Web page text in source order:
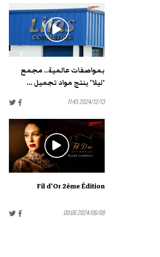
بمواصفات عالمية.. مجمع
'ليلا' ينتج مواد تجميل ...
2024/12/13 11:45
Fil d'Or 2éme Édition
2024/06/08 00:06